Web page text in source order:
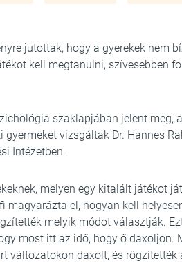
jutottak, hogy a gyerekek nem
kell megtanulni, szívesebben
szaklapjában jelent meg,
vizsgáltak Dr. Hannes
Intézetben.
melyen egy kitalált játékot
magyarázta el, hogyan kell
melyik módot választják.
most itt az idő, hogy ő daxoljon.
változatokon daxolt, és rögzítették